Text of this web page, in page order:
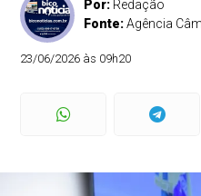
Por: Redação
Fonte:Agência
23/06/2026 às 09h20